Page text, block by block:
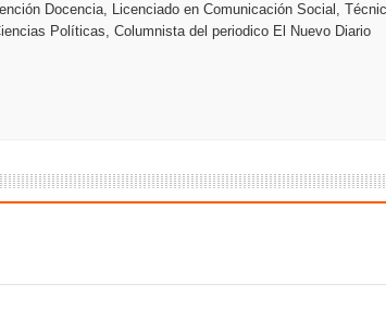
la máxima calificación crediticia AAA.do
del coro “Más que Vencedores” y nos
Docencia, Licenciado en Comunicación Social,
Políticas, Columnista del periodico El Nuevo Diario